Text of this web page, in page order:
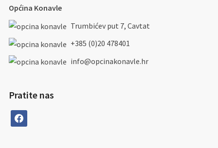
Općina Konavle
Trumbićev put 7, Cavtat
+385 (0)20 478401
info@opcinakonavle.hr
Pratite nas
facebook